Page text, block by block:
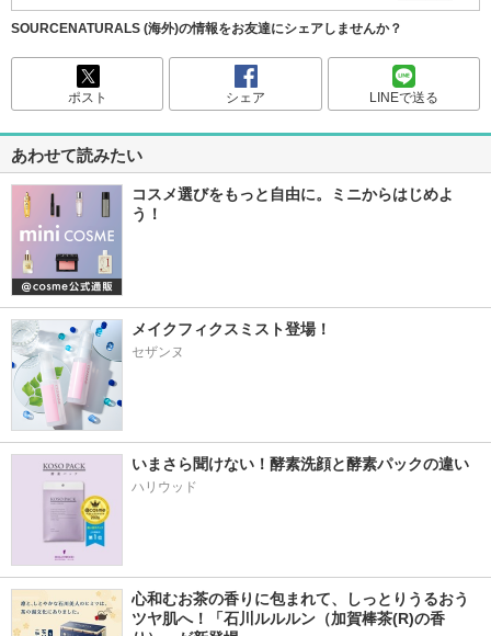
SOURCENATURALS (海外)の情報をお友達にシェアしませんか？
ポスト シェア LINEで送る
あわせて読みたい
コスメ選びをもっと自由に。ミニからはじめよ
う！
メイクフィクスミスト登場！
セザンヌ
いまさら聞けない！酵素洗顔と酵素パックの違い
ハリウッド
心和むお茶の香りに包まれて、しっとりうるおう
ツヤ肌へ！「石川ルルルン（加賀棒茶(R)の香